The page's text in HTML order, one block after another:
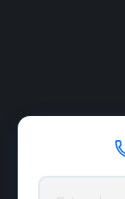
Phone